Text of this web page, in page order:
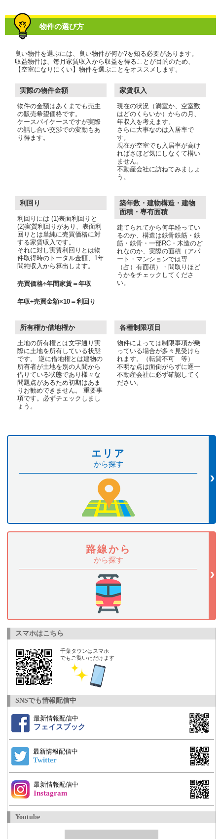
物件の選び方
良い物件を選ぶには、良い物件が何か?を知る必要があります。
収益物件は、毎月家賃収入から収益を得ることが目的のため、
【空室になりにくい】物件を選ぶことをオススメします。
実際の物件金額
物件の金額はあくまでも売主
の販売希望価格です。
ケースバイケースですが実際
の話し合い交渉での変動もあ
り得ます。
家賃収入
現在の状況（満室か、空室数
はどのくらいか）からの月、
年収入を考えます。
さらに大事なのは入居率で
す。
現在が空室でも入居率が高け
ればさほど気にしなくて構い
ません。
不動産会社に訪ねてみましょ
う。
利回り
利回りには (1)表面利回りと
(2)実質利回りがあり、表面利
回りとは単純に売買価格に対
する家賃収入です。
それに対し実質利回りとは物
件取得時のトータル金額、1年
間純収入から算出します。
売買価格÷年間家賃＝年収
年収÷売買金額×10＝利回り
築年数・建物構造・建物
面積・専有面積
建てられてから何年経ってい
るのか、構造は鉄骨鉄筋・鉄
筋・鉄骨・一部RC・木造のど
れなのか、実際の面積（アパ
ート・マンションでは専
（占）有面積）・間取りほど
うかをチェックしてくださ
い。
所有権か借地権か
土地の所有権とは文字通り実
際に土地を所有している状態
です。 逆に借地権とは建物の
所有者が土地を別の人間から
借りている状態であり様々な
問題点があるため初期はあま
りお勧めできません。 重要事
項です。必ずチェックしまし
ょう。
各種制限項目
物件によっては制限事項が乗
っている場合が多々見受けら
れます。（転貸不可 等）
不明な点は面倒がらずに逐一
不動産会社に必ず確認してく
ださい。
エリア
から探す
路線から
から探す
スマホはこちら
千葉タウンはスマホ
でもご覧いただけます
SNSでも情報配信中
最新情報配信中
フェイスブック
最新情報配信中
Twitter
最新情報配信中
Instagram
Youtube